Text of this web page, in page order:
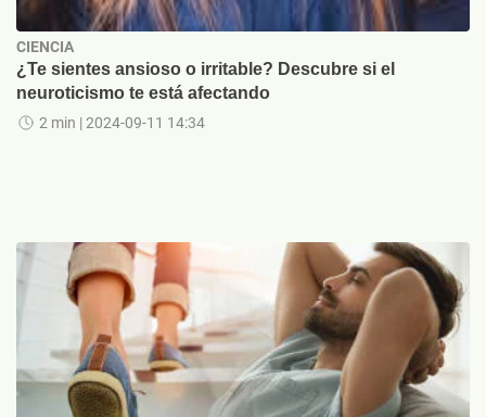
CIENCIA
¿Te sientes ansioso o irritable? Descubre si el
neuroticismo te está afectando
2 min | 2024-09-11 14:34